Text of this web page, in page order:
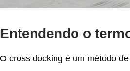
Entendendo o
O cross docking é um método